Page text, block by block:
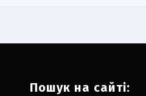
Пошук на сайті: